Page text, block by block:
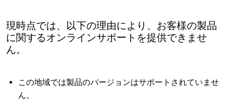
現時点では、以下の理由により、お客様の製品
に関するオンラインサポートを提供できませ
ん。
この地域では製品のバージョンはサポートされていませ
ん。